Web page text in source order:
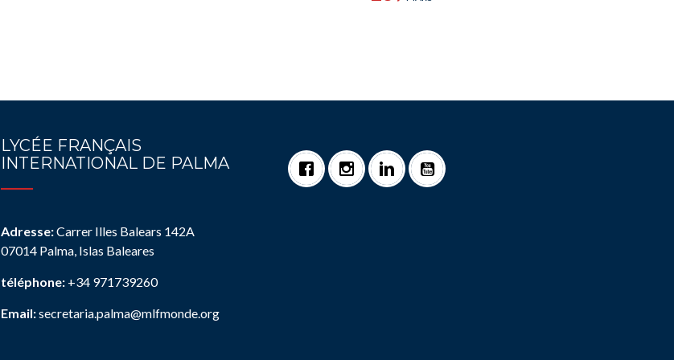
LYCÉE FRANÇAIS
INTERNATIONAL DE PALMA
Adresse:Carrer Illes Balears 142A
07014 Palma, Islas Baleares
téléphone: +34 971739260
Email:secretaria.palma@mlfmonde.org